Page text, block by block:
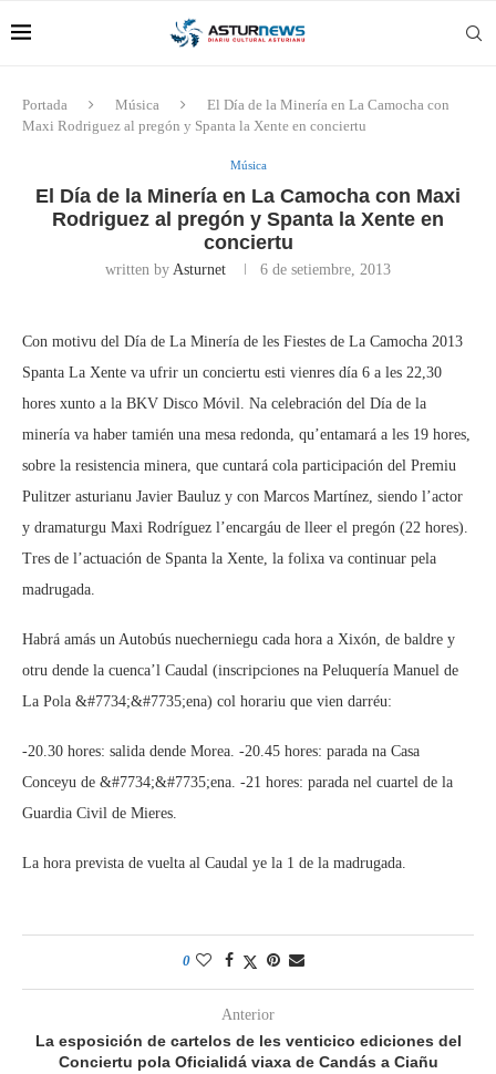
Portada Música
El Día de la Minería en La Camocha con
Maxi Rodriguez al pregón y Spanta la Xente en conciertu
Música
El Día de la Minería en La Camocha con Maxi
Rodriguez al pregón y Spanta la Xente en
conciertu
written by Asturnet 6 de setiembre, 2013
Con motivu del Día de La Minería de les Fiestes de La Camocha 2013
Spanta La Xente va ufrir un conciertu esti vienres día 6 a les 22,30
hores xunto a la BKV Disco Móvil. Na celebración del Día de la
minería va haber tamién una mesa redonda, qu’entamará a les 19 hores,
sobre la resistencia minera, que cuntará cola participación del Premiu
Pulitzer asturianu Javier Bauluz y con Marcos Martínez, siendo l’actor
y dramaturgu Maxi Rodríguez l’encargáu de lleer el pregón (22 hores).
Tres de l’actuación de Spanta la Xente, la folixa va continuar pela
madrugada.
Habrá amás un Autobús nuecherniegu cada hora a Xixón, de baldre y
otru dende la cuenca’l Caudal (inscripciones na Peluquería Manuel de
La Pola &#7734;&#7735;ena) col horariu que vien darréu:
-20.30 hores: salida dende Morea. -20.45 hores: parada na Casa
Conceyu de &#7734;&#7735;ena. -21 hores: parada nel cuartel de la
Guardia Civil de Mieres.
La hora prevista de vuelta al Caudal ye la 1 de la madrugada.
0
Anterior
La esposición de cartelos de les venticico ediciones del
Conciertu pola Oficialidá viaxa de Candás a Ciañu